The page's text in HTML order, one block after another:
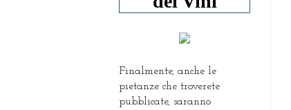
Finalmente, anche le
pietanze che troverete
pubblicate, saranno